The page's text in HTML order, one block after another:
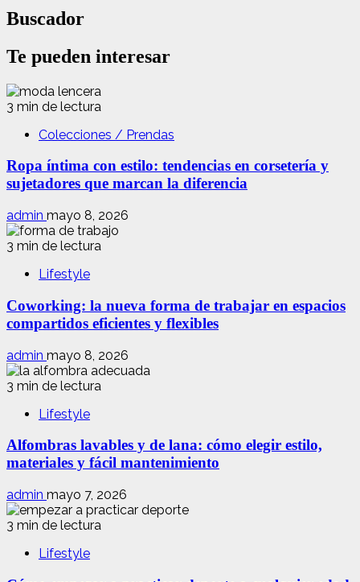
Buscador
Te pueden interesar
3 min de lectura
Colecciones / Prendas
Ropa íntima con estilo: tendencias en corsetería y
sujetadores que marcan la diferencia
admin mayo 8, 2026
3 min de lectura
Lifestyle
Coworking: la nueva forma de trabajar en espacios
compartidos eficientes y flexibles
admin mayo 8, 2026
3 min de lectura
Lifestyle
Alfombras lavables y de lana: cómo elegir estilo,
materiales y fácil mantenimiento
admin mayo 7, 2026
3 min de lectura
Lifestyle